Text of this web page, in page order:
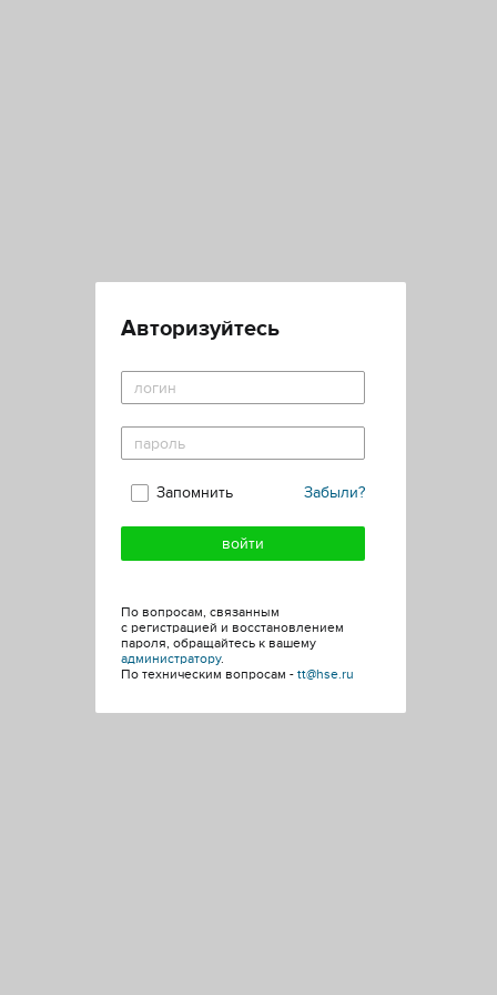
Авторизуйтесь
Забыли?
Запомнить
По вопросам, связанным
с регистрацией и восстановлением
пароля, обращайтесь к вашему
администратору.
По техническим вопросам - tt@hse.ru